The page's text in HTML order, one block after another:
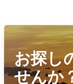
お探し
せんか